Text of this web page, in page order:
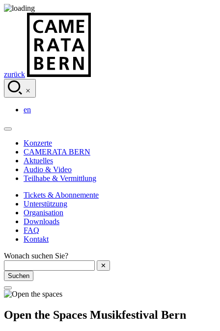
zurück
en
Konzerte
CAMERATA BERN
Aktuelles
Audio & Video
Teilhabe & Vermittlung
Tickets & Abonnemente
Unterstützung
Organisation
Downloads
FAQ
Kontakt
Wonach suchen Sie?
✕
Suchen
Open the Spaces Musikfestival Bern